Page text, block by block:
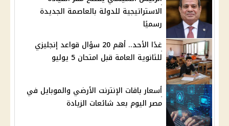
الاستراتيجية للدولة بالعاصمة الجديدة
رسميًا
غدًا الأحد.. أهم 20 سؤال قواعد إنجليزي
للثانوية العامة قبل امتحان 5 يوليو
أسعار باقات الإنترنت الأرضي والموبايل في
مصر اليوم بعد شائعات الزيادة